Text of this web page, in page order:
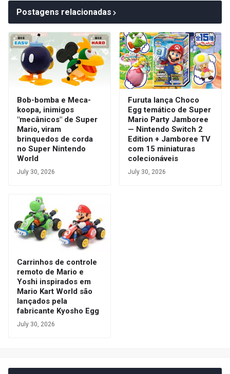
Postagens relacionadas
Bob-bomba e Meca-
koopa, inimigos
"mecânicos" de Super
Mario, viram
brinquedos de corda
no Super Nintendo
World
July 30, 2026
Furuta lança Choco
Egg temático de Super
Mario Party Jamboree
— Nintendo Switch 2
Edition + Jamboree TV
com 15 miniaturas
colecionáveis
July 30, 2026
Carrinhos de controle
remoto de Mario e
Yoshi inspirados em
Mario Kart World são
lançados pela
fabricante Kyosho Egg
July 30, 2026